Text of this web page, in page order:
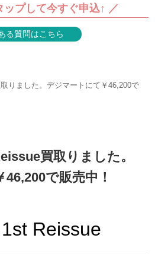
ップして今すぐ申込↑ ／
る質問はこちら
りました。デジマートにて￥46,200で
買取りました。
で販売中！
Reissue